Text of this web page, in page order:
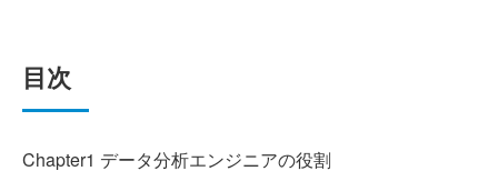
目次
Chapter1 データ分析エンジニアの役割